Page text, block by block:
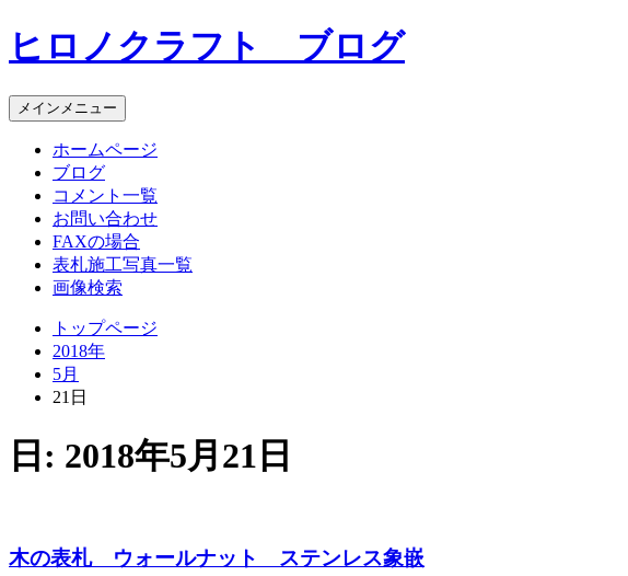
コ
ン
ン
ツ
ヒロノクラフト ブログ
メインメニュー
ホームページ
ブログ
コメント一覧
お問い合わせ
FAXの場合
表札施工写真一覧
画像検索
トップページ
2018年
5月
21日
日: 2018年5月21日
木の表札 ウォールナット ステンレス象嵌